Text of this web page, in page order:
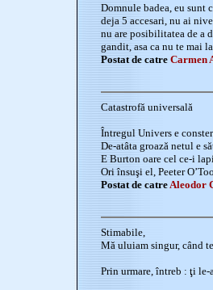
Domnule badea, eu sunt
deja 5 accesari, nu ai
nu are posibilitatea de a
gandit, asa ca nu te mai
Postat de catre Carmen
Catastrofă universală
Întregul Univers e
De-atâta groază netul e
E Burton oare cel ce-i
Ori însuşi el, Peeter
Postat de catreAleodor
Stimabile,
Mă uluiam singur, când
Prin urmare, întreb : ţi